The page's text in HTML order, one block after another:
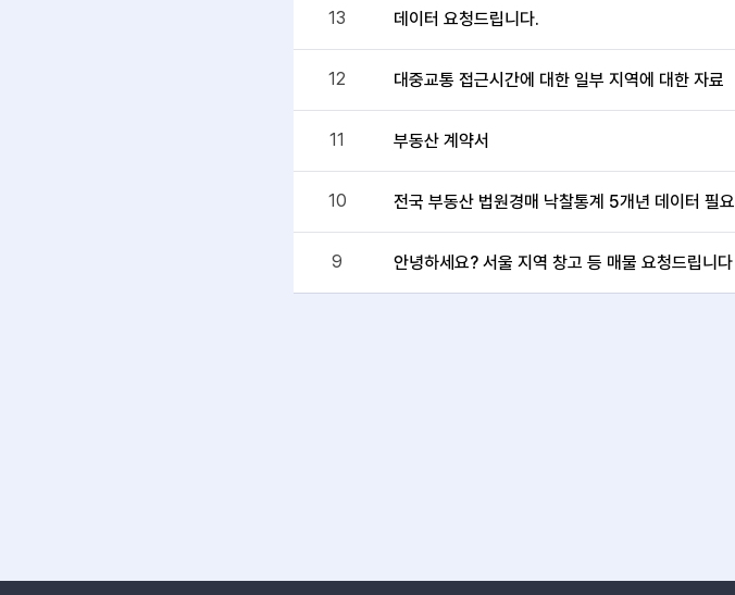
13 데이터 요청드립니다.
12 대중교통 접근시간에 대한 일부 지역에 대한 자료
11 부동산 계약서
10 전국 부동산 법원경매 낙찰통계 5개년 데이터 필요
9 안녕하세요? 서울 지역 창고 등 매물 요청드립니다